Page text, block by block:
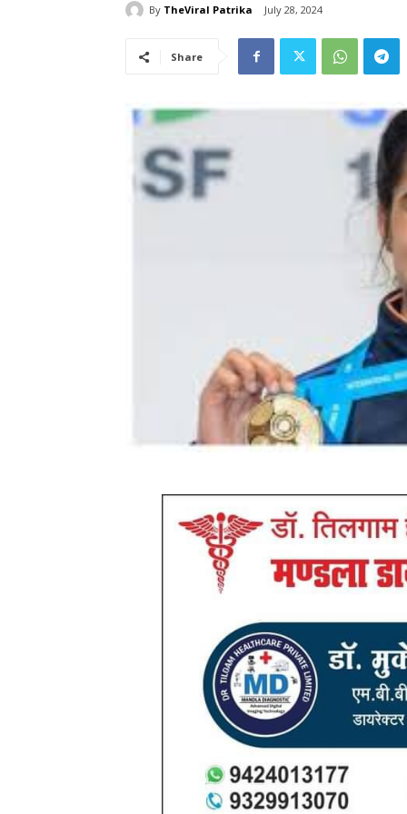
By TheViral Patrika July 28, 2024
Share